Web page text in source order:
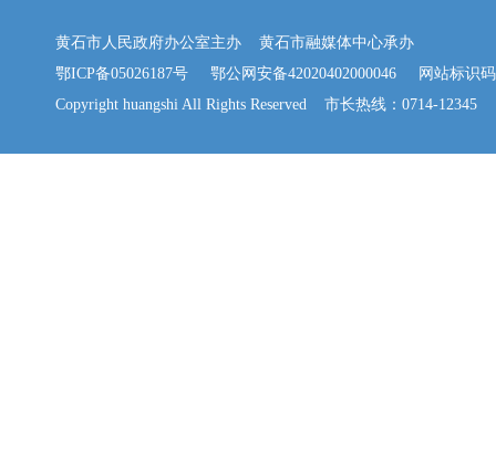
黄石市人民政府办公室主办 黄石市融媒体中心承办
鄂ICP备05026187号
鄂公网安备42020402000046 网站标识码
Copyright huangshi All Rights Reserved 市长热线：0714-12345